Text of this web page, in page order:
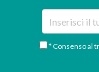
* Consenso al